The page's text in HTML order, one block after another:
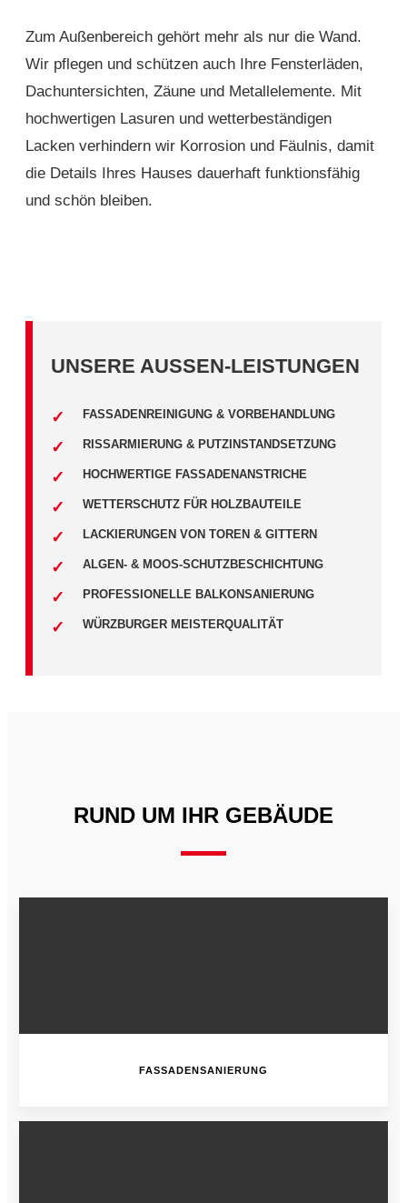
Zum Außenbereich gehört mehr als nur die Wand.
Wir pflegen und schützen auch Ihre Fensterläden,
Dachuntersichten, Zäune und Metallelemente. Mit
hochwertigen Lasuren und wetterbeständigen
Lacken verhindern wir Korrosion und Fäulnis, damit
die Details Ihres Hauses dauerhaft funktionsfähig
und schön bleiben.
UNSERE AUSSEN-LEISTUNGEN
FASSADENREINIGUNG & VORBEHANDLUNG
RISSARMIERUNG & PUTZINSTANDSETZUNG
HOCHWERTIGE FASSADENANSTRICHE
WETTERSCHUTZ FÜR HOLZBAUTEILE
LACKIERUNGEN VON TOREN & GITTERN
ALGEN- & MOOS-SCHUTZBESCHICHTUNG
PROFESSIONELLE BALKONSANIERUNG
WÜRZBURGER MEISTERQUALITÄT
RUND UM IHR GEBÄUDE
FASSADENSANIERUNG